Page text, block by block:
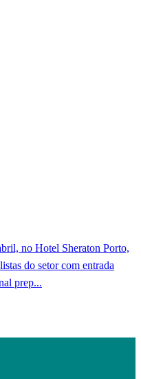
no Hotel Sheraton Porto,
do setor com entrada
prep...